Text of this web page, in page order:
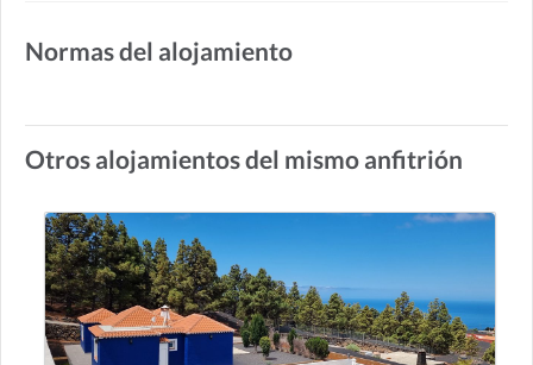
Normas del alojamiento
Otros alojamientos del mismo anfitrión